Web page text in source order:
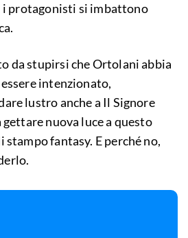
protagonisti si imbattono
da stupirsi che Ortolani abbia
intenzionato,
lustro anche a Il Signore
gettare nuova luce a questo
fantasy. E perché no,